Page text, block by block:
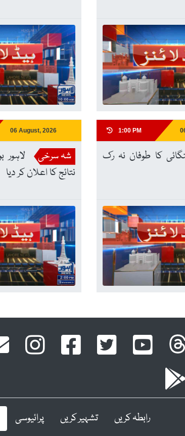
1:00 PM
کا طوفان نہ رک
06 August, 2026
شہ سرخی
نتائج کا اعلان کر دیا
رابطہ کریں تشہیر کریں پرائیوسی